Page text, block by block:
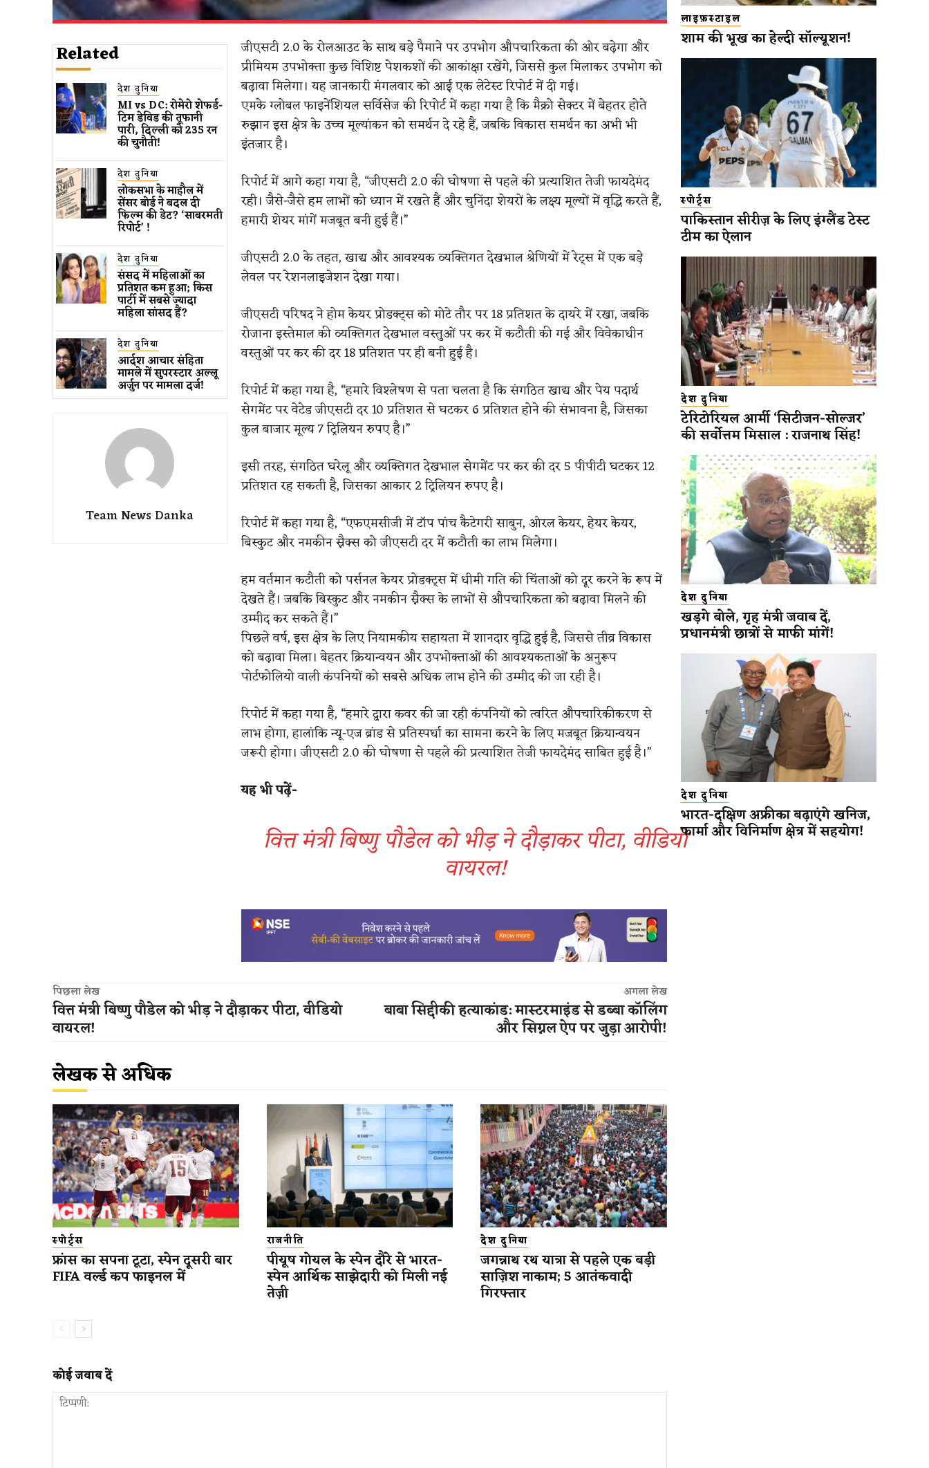
Related
देश दुनिया
MI vs DC: रोमेरो शेफर्ड-
टिम डेविड की तूफानी
पारी, दिल्ली को 235 रन
की चुनौती!
देश दुनिया
लोकसभा के माहौल में
सेंसर बोर्ड ने बदल दी
फिल्म की डेट? ‘साबरमती
रिपोर्ट’ !
देश दुनिया
संसद में महिलाओं का
प्रतिशत कम ​हुआ​; किस
पार्टी में सबसे ज्यादा
महिला सांसद हैं?
देश दुनिया
आर्दश आचार संहिता
मामले में सुपरस्टार अल्लू
अर्जुन पर मामला दर्ज!
Team News Danka
जीएसटी 2.0 के रोलआउट के साथ बड़े पैमाने पर उपभोग औपचारिकता की ओर बढ़ेगा और
प्रीमियम उपभोक्ता कुछ विशिष्ट पेशकशों की आकांक्षा रखेंगे, जिससे कुल मिलाकर उपभोग को
बढ़ावा मिलेगा। यह जानकारी मंगलवार को आई एक लेटेस्ट रिपोर्ट में दी गई।
एमके ग्लोबल फाइनेंशियल सर्विसेज की रिपोर्ट में कहा गया है कि मैक्रो सेक्टर में बेहतर होते
रुझान इस क्षेत्र के उच्च मूल्यांकन को समर्थन दे रहे हैं, जबकि विकास समर्थन का अभी भी
इंतजार है।
रिपोर्ट में आगे कहा गया है, “जीएसटी 2.0 की घोषणा से पहले की प्रत्याशित तेजी फायदेमंद
रही। जैसे-जैसे हम लाभों को ध्यान में रखते हैं और चुनिंदा शेयरों के लक्ष्य मूल्यों में वृद्धि करते हैं,
हमारी शेयर मांगें मजबूत बनी हुई हैं।”
जीएसटी 2.0 के तहत, खाद्य और आवश्यक व्यक्तिगत देखभाल श्रेणियों में रेट्स में एक बड़े
लेवल पर रेशनलाइजेशन देखा गया।
जीएसटी परिषद ने होम केयर प्रोडक्ट्स को मोटे तौर पर 18 प्रतिशत के दायरे में रखा, जबकि
रोजाना इस्तेमाल की व्यक्तिगत देखभाल वस्तुओं पर कर में कटौती की गई और विवेकाधीन
वस्तुओं पर कर की दर 18 प्रतिशत पर ही बनी हुई है।
रिपोर्ट में कहा गया है, “हमारे विश्लेषण से पता चलता है कि संगठित खाद्य और पेय पदार्थ
सेगमेंट पर वेटेड जीएसटी दर 10 प्रतिशत से घटकर 6 प्रतिशत होने की संभावना है, जिसका
कुल बाजार मूल्य 7 ट्रिलियन रुपए है।”
इसी तरह, संगठित घरेलू और व्यक्तिगत देखभाल सेगमेंट पर कर की दर 5 पीपीटी घटकर 12
प्रतिशत रह सकती है, जिसका आकार 2 ट्रिलियन रुपए है।
रिपोर्ट में कहा गया है, “एफएमसीजी में टॉप पांच कैटेगरी साबुन, ओरल केयर, हेयर केयर,
बिस्कुट और नमकीन स्नैक्स को जीएसटी दर में कटौती का लाभ मिलेगा।
हम वर्तमान कटौती को पर्सनल केयर प्रोडक्ट्स में धीमी गति की चिंताओं को दूर करने के रूप में
देखते हैं। जबकि बिस्कुट और नमकीन स्नैक्स के लाभों से औपचारिकता को बढ़ावा मिलने की
उम्मीद कर सकते हैं।”
पिछले वर्ष, इस क्षेत्र के लिए नियामकीय सहायता में शानदार वृद्धि हुई है, जिससे तीव्र विकास
को बढ़ावा मिला। बेहतर क्रियान्वयन और उपभोक्ताओं की आवश्यकताओं के अनुरूप
पोर्टफोलियो वाली कंपनियों को सबसे अधिक लाभ होने की उम्मीद की जा रही है।
रिपोर्ट में कहा गया है, “हमारे द्वारा कवर की जा रही कंपनियों को त्वरित औपचारिकीकरण से
लाभ होगा, हालांकि न्यू-एज ब्रांड से प्रतिस्पर्धा का सामना करने के लिए मजबूत क्रियान्वयन
जरूरी होगा। जीएसटी 2.0 की घोषणा से पहले की प्रत्याशित तेजी फायदेमंद साबित हुई है।”
यह भी पढ़ें-
वित्त मंत्री बिष्णु पौडेल को भीड़ ने दौड़ाकर पीटा, वीडियो
वायरल!
पिछला लेख
वित्त मंत्री बिष्णु पौडेल को भीड़ ने दौड़ाकर पीटा, वीडियो
वायरल!
अगला लेख
बाबा सिद्दीकी हत्याकांड: मास्टरमाइंड से डब्बा कॉलिंग
और सिग्नल ऐप पर जुड़ा आरोपी!
लेखक से अधिक
स्पोर्ट्स
फ्रांस का सपना टूटा, स्पेन दूसरी बार
FIFA वर्ल्ड कप फाइनल में
राजनीति
पीयूष गोयल के स्पेन दौरे से भारत-
स्पेन आर्थिक साझेदारी को मिली नई
तेज़ी
देश दुनिया
जगन्नाथ रथ यात्रा से पहले एक बड़ी
साज़िश नाकाम; 5 आतंकवादी
गिरफ्तार
कोई जवाब दें
लाइफ़स्टाइल
शाम की भूख का हेल्दी सॉल्यूशन!
स्पोर्ट्स
पाकिस्तान सीरीज़ के लिए इंग्लैंड टेस्ट
टीम का ऐलान
देश दुनिया
टेरिटोरियल आर्मी ‘सिटीजन-सोल्जर’
की सर्वोत्तम मिसाल : राजनाथ सिंह!
देश दुनिया
खड़गे बोले, गृह मंत्री जवाब दें,
प्रधानमंत्री छात्रों से माफी मांगें!
देश दुनिया
भारत-दक्षिण अफ्रीका बढ़ाएंगे खनिज,
फार्मा और विनिर्माण क्षेत्र में सहयोग!